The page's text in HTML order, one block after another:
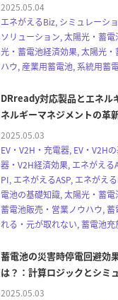
2025.05.04
エネがえるBiz, シミュレーシ
ソリューション, 太陽光・蓄
光・蓄電池経済効果, 太陽光
ハウ, 産業用蓄電池, 系統用蓄
DRready対応製品とエネル
ネルギーマネジメントの革
2025.05.03
EV・V2H・充電器, EV・V2H
器・V2H経済効果, エネがえる
PI, エネがえるASP, エネがえ
電池の基礎知識, 太陽光・蓄電
蓄電池販売・営業ノウハウ,
れる・元が取れない, 蓄電池
蓄電池の災害時停電回避効
は？：計算ロジックとシミ
2025.05.03